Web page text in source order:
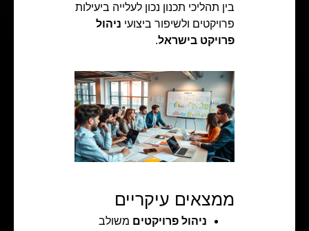
בין תהליכי תכנון נכון לעלייה ביעילות
פרויקטים ולשיפור ביצועי ניהול
פרויקט בישראל.
ממצאים עיקריים
ניהול פרויקטים משולב